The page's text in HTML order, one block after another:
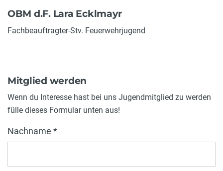
OBM d.F. Lara Ecklmayr
Fachbeauftragter-Stv. Feuerwehrjugend
Mitglied werden
Wenn du Interesse hast bei uns Jugendmitglied zu werden
fülle dieses Formular unten aus!
Nachname *